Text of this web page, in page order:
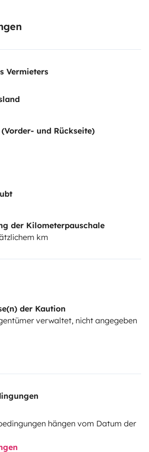
Vermieters
und Rückseite)
der Kilometerpauschale
km
der Kaution
verwaltet, nicht angegeben
hängen vom Datum der